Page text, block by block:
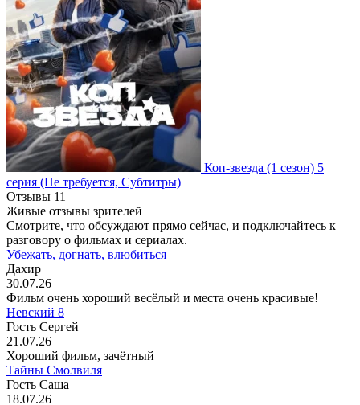
Коп-звезда (1 сезон) 5
серия (Не требуется, Субтитры)
Отзывы 11
Живые отзывы зрителей
Смотрите, что обсуждают прямо сейчас, и подключайтесь к
разговору о фильмах и сериалах.
Убежать, догнать, влюбиться
Дахир
30.07.26
Фильм очень хороший весёлый и места очень красивые!
Невский 8
Гость Сергей
21.07.26
Хороший фильм, зачётный
Тайны Смолвиля
Гость Саша
18.07.26